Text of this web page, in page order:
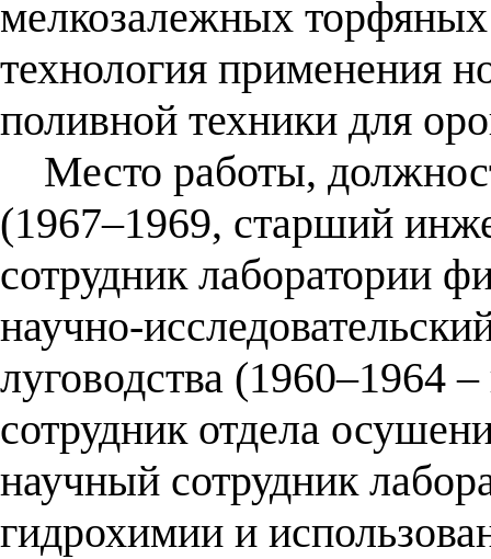
мелкозалежных
технология применения
поливной техники для
Место работы,
(1967–1969, старший
сотрудник лаборатории
научно-
луговодства (1960–1964
сотрудник отдела
научный сотрудник
гидрохимии и